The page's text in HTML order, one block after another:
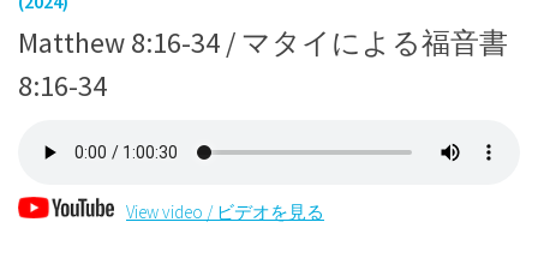
Matthew 8:16-34 / マタイによる福音書
8:16-34
View video / ビデオを見る